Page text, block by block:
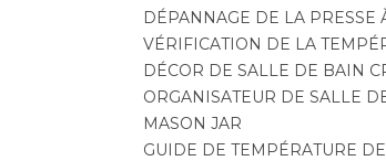
DÉPANNAGE DE LA PRESSE
VÉRIFICATION DE LA
DÉCOR DE SALLE DE BAIN
ORGANISATEUR DE SALLE
MASON JAR
GUIDE DE TEMPÉRATURE